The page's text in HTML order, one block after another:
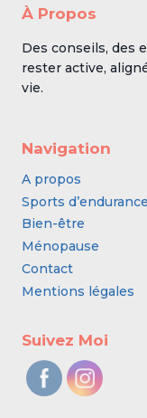
À Propos
Des conseils, des
rester active,
vie.
Navigation
A propos
Sports d’endurance
Bien-être
Ménopause
Contact
Mentions légales
Suivez Moi